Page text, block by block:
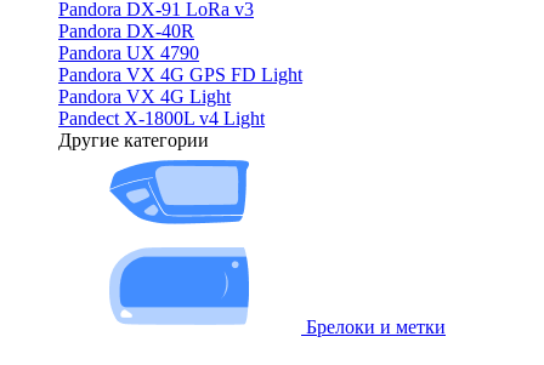
Pandora DX-91 LoRa v3
Pandora DX-40R
Pandora UX 4790
Pandora VX 4G GPS FD Light
Pandora VX 4G Light
Pandect X-1800L v4 Light
Другие категории
Брелоки и метки